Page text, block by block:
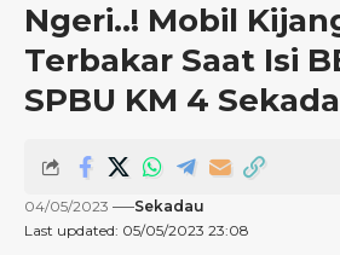
Ngeri..! Mobil
Terbakar Saat Isi
SPBU KM 4
Last updated: 05/05/2023 23:08
04/05/2023 Sekadau